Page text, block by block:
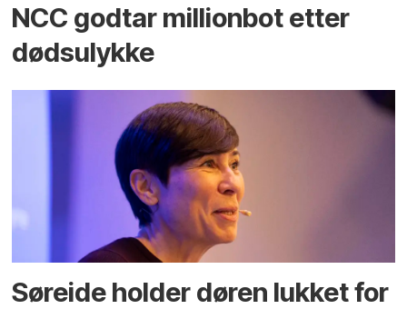
NCC godtar millionbot etter
dødsulykke
Søreide holder døren lukket for